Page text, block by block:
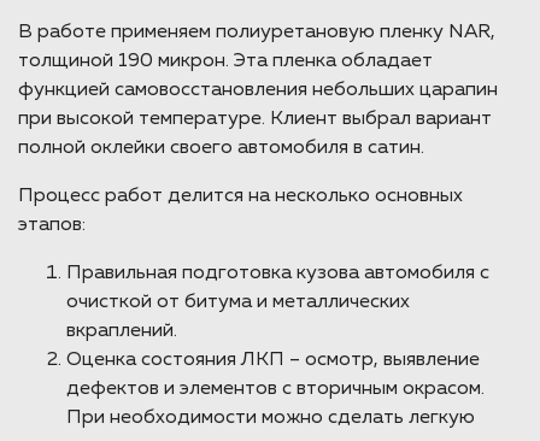
В работе применяем полиуретановую пленку NAR,
толщиной 190 микрон. Эта пленка обладает
функцией самовосстановления небольших царапин
при высокой температуре. Клиент выбрал вариант
полной оклейки своего автомобиля в сатин.
Процесс работ делится на несколько основных
этапов:
Правильная подготовка кузова автомобиля с
очисткой от битума и металлических
вкраплений.
Оценка состояния ЛКП – осмотр, выявление
дефектов и элементов с вторичным окрасом.
При необходимости можно сделать легкую